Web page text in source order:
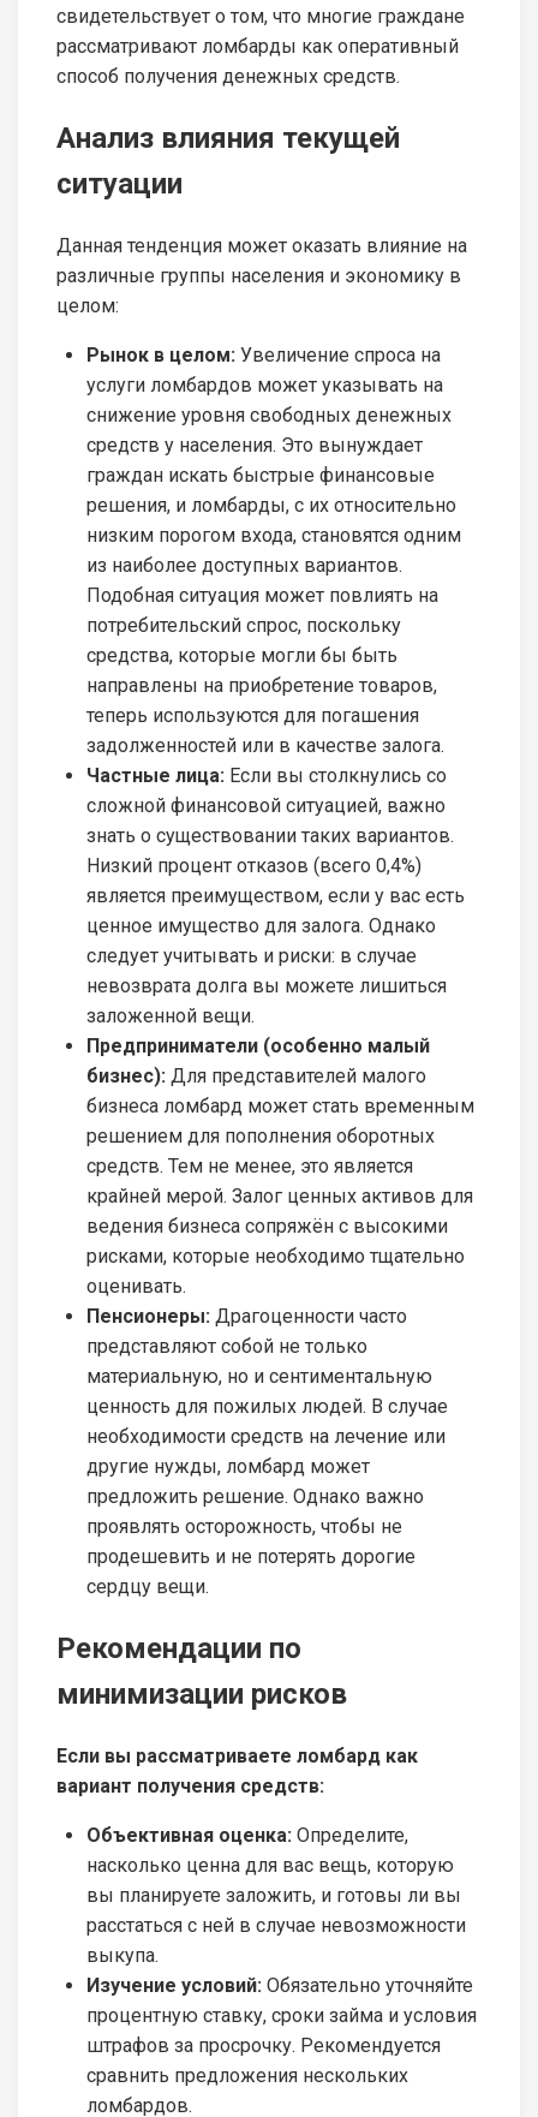
свидетельствует о том, что многие граждане
рассматривают ломбарды как оперативный
способ получения денежных средств.
Анализ влияния текущей
ситуации
Данная тенденция может оказать влияние на
различные группы населения и экономику в
целом:
Рынок в целом: Увеличение спроса на
услуги ломбардов может указывать на
снижение уровня свободных денежных
средств у населения. Это вынуждает
граждан искать быстрые финансовые
решения, и ломбарды, с их относительно
низким порогом входа, становятся одним
из наиболее доступных вариантов.
Подобная ситуация может повлиять на
потребительский спрос, поскольку
средства, которые могли бы быть
направлены на приобретение товаров,
теперь используются для погашения
задолженностей или в качестве залога.
Частные лица: Если вы столкнулись со
сложной финансовой ситуацией, важно
знать о существовании таких вариантов.
Низкий процент отказов (всего 0,4%)
является преимуществом, если у вас есть
ценное имущество для залога. Однако
следует учитывать и риски: в случае
невозврата долга вы можете лишиться
заложенной вещи.
Предприниматели (особенно малый
бизнес): Для представителей малого
бизнеса ломбард может стать временным
решением для пополнения оборотных
средств. Тем не менее, это является
крайней мерой. Залог ценных активов для
ведения бизнеса сопряжён с высокими
рисками, которые необходимо тщательно
оценивать.
Пенсионеры: Драгоценности часто
представляют собой не только
материальную, но и сентиментальную
ценность для пожилых людей. В случае
необходимости средств на лечение или
другие нужды, ломбард может
предложить решение. Однако важно
проявлять осторожность, чтобы не
продешевить и не потерять дорогие
сердцу вещи.
Рекомендации по
минимизации рисков
Если вы рассматриваете ломбард как
вариант получения средств:
Объективная оценка: Определите,
насколько ценна для вас вещь, которую
вы планируете заложить, и готовы ли вы
расстаться с ней в случае невозможности
выкупа.
Изучение условий: Обязательно уточняйте
процентную ставку, сроки займа и условия
штрафов за просрочку. Рекомендуется
сравнить предложения нескольких
ломбардов.